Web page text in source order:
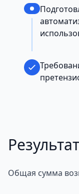
Результат
Общая сумма